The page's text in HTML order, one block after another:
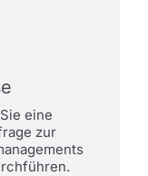
eine
zur
über ein
Tiefe